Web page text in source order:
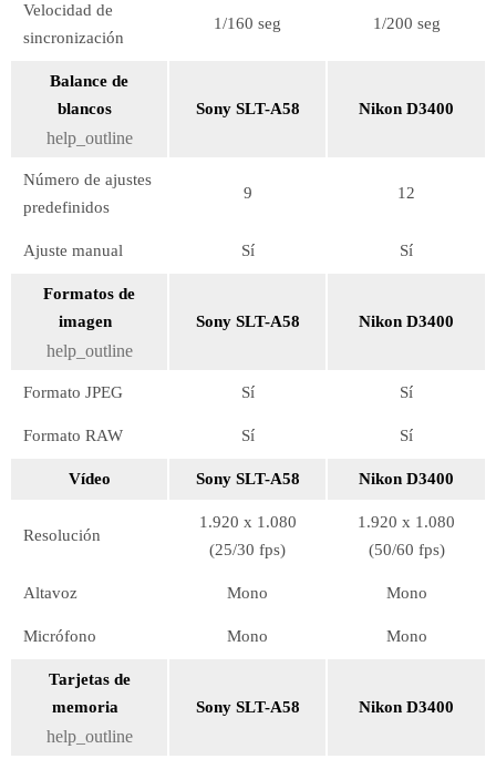
Velocidad de
sincronización
1/160 seg 1/200 seg
Balance de
blancos
help_outline
Sony SLT-A58 Nikon D3400
Número de ajustes
predefinidos
9 12
Ajuste manual Sí Sí
Formatos de
imagen
help_outline
Sony SLT-A58 Nikon D3400
Formato JPEG Sí Sí
Formato RAW Sí Sí
Vídeo Sony SLT-A58 Nikon D3400
Resolución
1.920 x 1.080
(25/30 fps)
1.920 x 1.080
(50/60 fps)
Altavoz Mono Mono
Micrófono Mono Mono
Tarjetas de
memoria
help_outline
Sony SLT-A58 Nikon D3400